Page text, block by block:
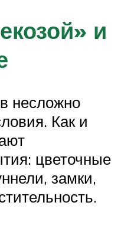
и
несложно
Как и
цветочные
замки,